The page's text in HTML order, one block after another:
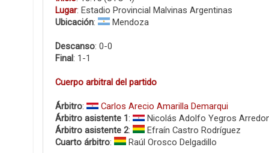
Lugar: Estadio Provincial Malvinas Argentinas
Ubicación: Mendoza
Descanso: 0-0
Final: 1-1
Cuerpo arbitral del partido
Árbitro:
Carlos Arecio Amarilla Demarqui
Árbitro asistente 1:
Nicolás Adolfo Yegros
Árbitro asistente 2:
Efraín Castro Rodríguez
Cuarto árbitro: Raúl Orosco Delgadillo